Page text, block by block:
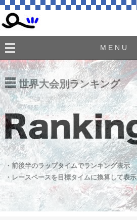
M E N U
世界大会別ランキング
・前後半のラップタイムでランキング表示
・レースペースを目標タイムに換算して表示